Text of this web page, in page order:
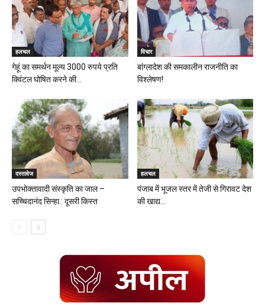
हलचल
गेहूं का समर्थन मूल्य 3000 रुपये प्रति
क्विंटल घोषित करने की...
विचार
बांग्लादेश की समकालीन राजनीति का
विश्लेषण!
दस्तावेज
उपभोक्तावादी संस्कृति का जाल –
सच्चिदानंद सिन्हा : दूसरी किस्त
हलचल
पंजाब में भूजल स्तर में तेजी से गिरावट देश
की खाद्य...